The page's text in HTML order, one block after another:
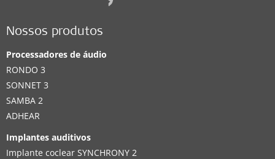
Nossos produtos
Processadores de áudio
RONDO 3
SONNET 3
SAMBA 2
ADHEAR
Implantes auditivos
Implante coclear SYNCHRONY 2